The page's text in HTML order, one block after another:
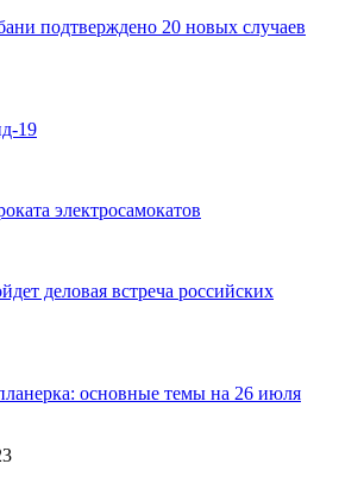
подтверждено 20 новых случаев
19
электросамокатов
деловая встреча российских
основные темы на 26 июля